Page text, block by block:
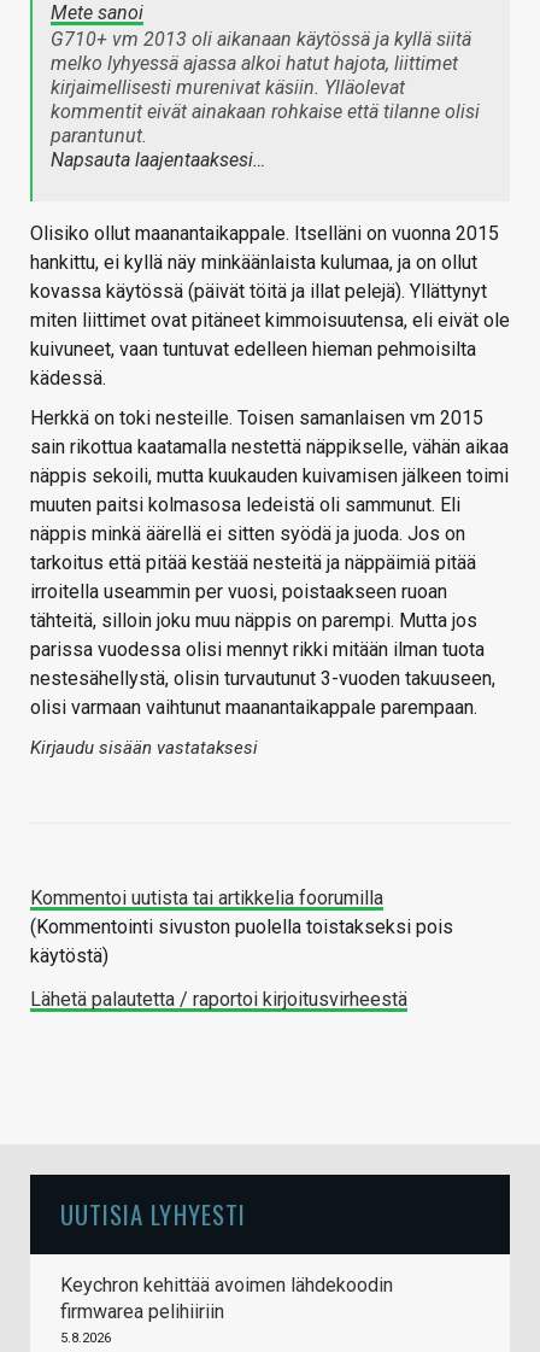
Mete sanoi
G710+ vm 2013 oli aikanaan käytössä ja kyllä siitä
melko lyhyessä ajassa alkoi hatut hajota, liittimet
kirjaimellisesti murenivat käsiin. Ylläolevat
kommentit eivät ainakaan rohkaise että tilanne olisi
parantunut.
Napsauta laajentaaksesi…
Olisiko ollut maanantaikappale. Itselläni on vuonna 2015
hankittu, ei kyllä näy minkäänlaista kulumaa, ja on ollut
kovassa käytössä (päivät töitä ja illat pelejä). Yllättynyt
miten liittimet ovat pitäneet kimmoisuutensa, eli eivät ole
kuivuneet, vaan tuntuvat edelleen hieman pehmoisilta
kädessä.
Herkkä on toki nesteille. Toisen samanlaisen vm 2015
sain rikottua kaatamalla nestettä näppikselle, vähän aikaa
näppis sekoili, mutta kuukauden kuivamisen jälkeen toimi
muuten paitsi kolmasosa ledeistä oli sammunut. Eli
näppis minkä äärellä ei sitten syödä ja juoda. Jos on
tarkoitus että pitää kestää nesteitä ja näppäimiä pitää
irroitella useammin per vuosi, poistaakseen ruoan
tähteitä, silloin joku muu näppis on parempi. Mutta jos
parissa vuodessa olisi mennyt rikki mitään ilman tuota
nestesähellystä, olisin turvautunut 3-vuoden takuuseen,
olisi varmaan vaihtunut maanantaikappale parempaan.
Kirjaudu sisään vastataksesi
Kommentoi uutista tai artikkelia foorumilla
(Kommentointi sivuston puolella toistakseksi pois
käytöstä)
Lähetä palautetta / raportoi kirjoitusvirheestä
UUTISIA LYHYESTI
Keychron kehittää avoimen lähdekoodin
firmwarea pelihiiriin
5.8.2026